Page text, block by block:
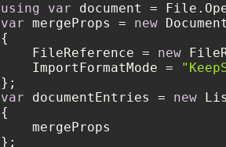
using
var document =
var mergeProps = new
{
    FileReference =
new
    ImportFormatMode =
var documentEntries = new
{
    mergeProps